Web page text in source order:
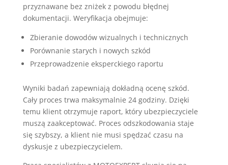
przyznawane bez zniżek z powodu błędnej
dokumentacji. Weryfikacja obejmuje:
Zbieranie dowodów wizualnych i technicznych
Porównanie starych i nowych szkód
Przeprowadzenie eksperckiego raportu
Wyniki badań zapewniają dokładną ocenę szkód.
Cały proces trwa maksymalnie 24 godziny. Dzięki
temu klient otrzymuje raport, który ubezpieczyciele
muszą zaakceptować. Proces odszkodowania staje
się szybszy, a klient nie musi spędzać czasu na
dyskusje z ubezpieczycielem.